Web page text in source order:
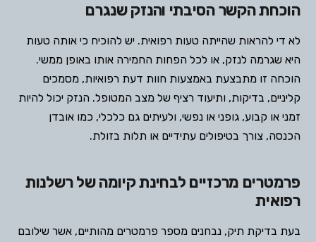
הוכחת הקשר הסיבתי והנזק שנגרם
לא די להראות שהייתה טעות רפואית. יש להוכיח כי אותה טעות
היא שגרמה לנזק, או לכל הפחות החמירה אותו באופן ממשי.
הוכחה זו מתבצעת באמצעות חוות דעת רפואיות, מסמכים
קליניים, בדיקות, ותיעוד רציף של מצב המטופל. הנזק יכול להיות
זמני או קבוע, גופני או נפשי, ולעיתים גם כלכלי, כמו אובדן
הכנסה, צורך בטיפולים עתידיים או תלות בזולת.
פרמטרים מרכזיים לבחינת קיומה של רשלנות
רפואית
בעת בדיקת תיק, נבחנים מספר פרמטרים מהותיים, אשר שילובם